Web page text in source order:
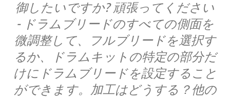
御したいですか? 頑張ってください
- ドラムブリードのすべての側面を
微調整して、フルブリードを選択す
るか、ドラムキットの特定の部分だ
けにドラムブリードを設定すること
ができます。加工はどうする？他の